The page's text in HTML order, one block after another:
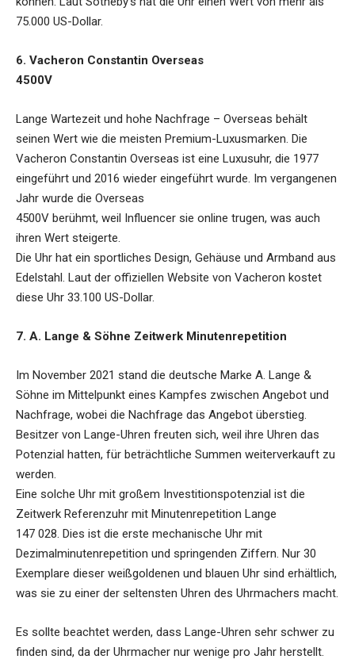
75.000 US-Dollar.
6. Vacheron Constantin Overseas
4500V
Lange Wartezeit und hohe Nachfrage – Overseas behält
seinen Wert wie die meisten Premium-Luxusmarken. Die
Vacheron Constantin Overseas ist eine Luxusuhr, die 1977
eingeführt und 2016 wieder eingeführt wurde. Im vergangenen
Jahr wurde die Overseas
4500V berühmt, weil Influencer sie online trugen, was auch
ihren Wert steigerte.
Die Uhr hat ein sportliches Design, Gehäuse und Armband aus
Edelstahl. Laut der offiziellen Website von Vacheron kostet
diese Uhr 33.100 US-Dollar.
7. A. Lange & Söhne Zeitwerk Minutenrepetition
Im November 2021 stand die deutsche Marke A. Lange &
Söhne im Mittelpunkt eines Kampfes zwischen Angebot und
Nachfrage, wobei die Nachfrage das Angebot überstieg.
Besitzer von Lange-Uhren freuten sich, weil ihre Uhren das
Potenzial hatten, für beträchtliche Summen weiterverkauft zu
werden.
Eine solche Uhr mit großem Investitionspotenzial ist die
Zeitwerk Referenzuhr mit Minutenrepetition Lange
147 028. Dies ist die erste mechanische Uhr mit
Dezimalminutenrepetition und springenden Ziffern. Nur 30
Exemplare dieser weißgoldenen und blauen Uhr sind erhältlich,
was sie zu einer der seltensten Uhren des Uhrmachers macht.
Es sollte beachtet werden, dass Lange-Uhren sehr schwer zu
finden sind, da der Uhrmacher nur wenige pro Jahr herstellt.